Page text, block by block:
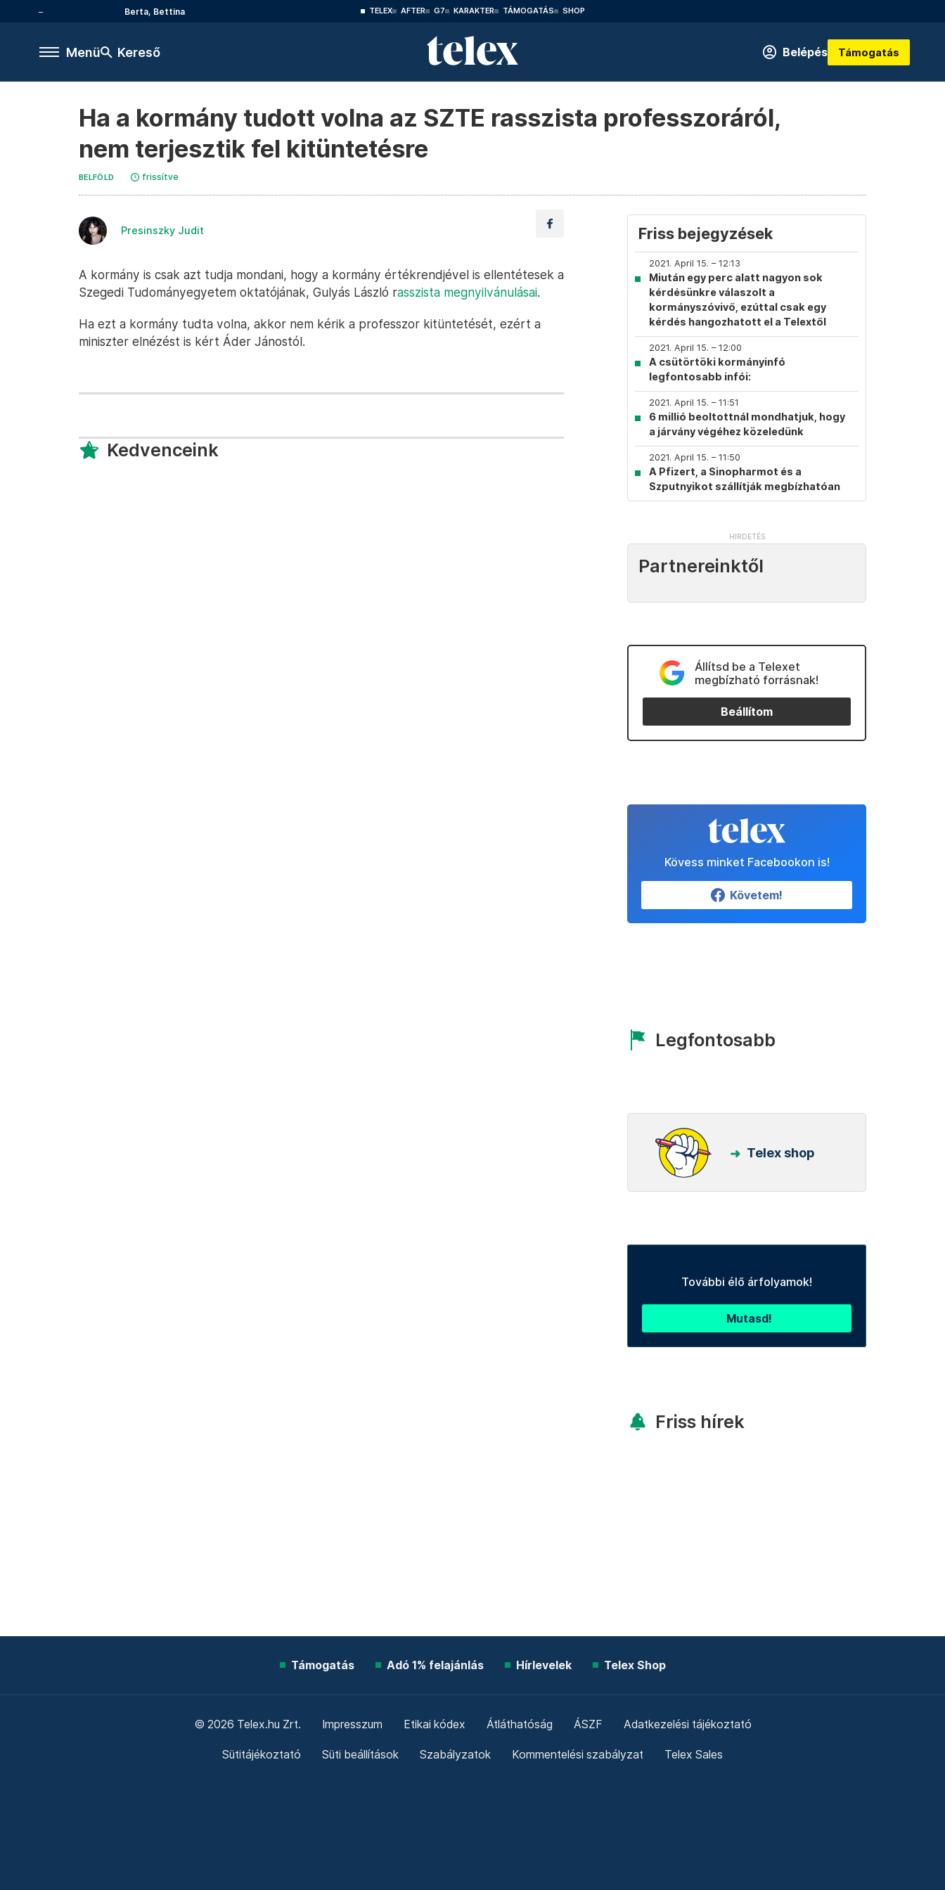
Berta, Bettina TELEX AFTER G7 KARAKTER TÁMOGATÁS SHOP
Menü Kereső Belépés Támogatás
Ha a kormány tudott volna az SZTE rasszista professzoráról,
nem terjesztik fel kitüntetésre
BELFÖLD frissítve
Presinszky Judit
A kormány is csak azt tudja mondani, hogy a kormány értékrendjével is ellentétesek a
Szegedi Tudományegyetem oktatójának, Gulyás László rasszista megnyilvánulásai.
Ha ezt a kormány tudta volna, akkor nem kérik a professzor kitüntetését, ezért a
miniszter elnézést is kért Áder Jánostól.
Kedvenceink
Friss bejegyzések
2021. April 15. – 12:13
Miután egy perc alatt nagyon sok
kérdésünkre válaszolt a
kormányszóvivő, ezúttal csak egy
kérdés hangozhatott el a Telextől
2021. April 15. – 12:00
A csütörtöki kormányinfó
legfontosabb infói:
2021. April 15. – 11:51
6 millió beoltottnál mondhatjuk, hogy
a járvány végéhez közeledünk
2021. April 15. – 11:50
A Pfizert, a Sinopharmot és a
Szputnyikot szállítják megbízhatóan
Partnereinktől
Állítsd be a Telexet
megbízható forrásnak!
Beállítom
Kövess minket Facebookon is!
Követem!
Legfontosabb
Telex shop
További élő árfolyamok!
Mutasd!
Friss hírek
Támogatás Adó 1% felajánlás Hírlevelek Telex Shop
© 2026 Telex.hu Zrt. Impresszum Etikai kódex Átláthatóság ÁSZF Adatkezelési tájékoztató
Sütitájékoztató Süti beállítások Szabályzatok Kommentelési szabályzat Telex Sales